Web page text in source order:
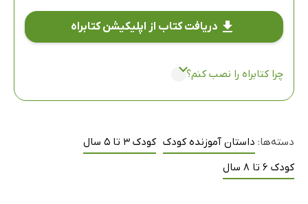
دریافت کتاب از اپلیکیشن کتابراه
چرا کتابراه را نصب کنم؟
دسته‌ها: داستان آموزنده کودک کودک 3 تا 5 سال
کودک 6 تا 8 سال